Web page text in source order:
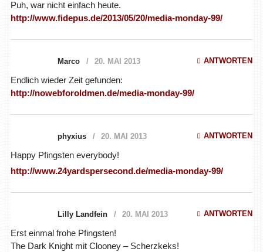
Puh, war nicht einfach heute.
http://www.fidepus.de/2013/05/20/media-monday-99/
Marco 20. MAI 2013 ANTWORTEN
Endlich wieder Zeit gefunden:
http://nowebforoldmen.de/media-monday-99/
phyxius 20. MAI 2013 ANTWORTEN
Happy Pfingsten everybody!
http://www.24yardspersecond.de/media-monday-99/
Lilly Landfein 20. MAI 2013 ANTWORTEN
Erst einmal frohe Pfingsten!
The Dark Knight mit Clooney – Scherzkeks!